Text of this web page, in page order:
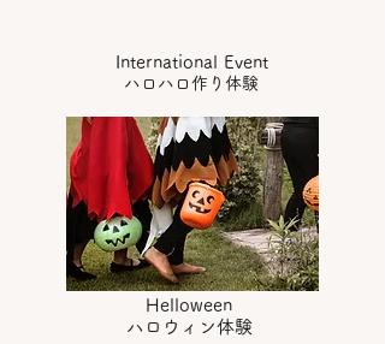
​International Event
​ハロハロ作り体験
Helloween
​ハロウィン体験